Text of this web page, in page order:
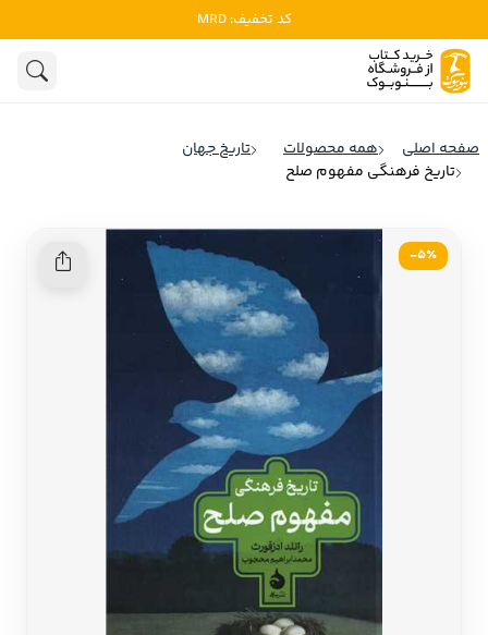
کد تخفیف: MRD
ادبیات
روانشناسی
تاریخ و سیاست
ادبیات فرانسه
ادبیات ایتالیا
ادبیات روسیه
ادبیات آمریکای لاتین
ادبیات آلمان
ادبیات ترکیه
ادبیات آسیا
سایر کشورهای اروپا
داستان کوتاه
صفحه اصلی همه محصولات
تاریخ جهان
تاریخ فرهنگی مفهوم صلح
5٪-